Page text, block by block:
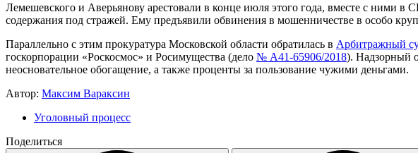
Лемешевского и Аверьянову арестовали в конце июля этого года, вместе с ними
содержания под стражей. Ему предъявили обвинения в мошенничестве в особо
Параллельно с этим прокуратура Московской области обратилась в Арбитражный
госкорпорации «Роскосмос» и Росимущества (дело № А41-65906/2018). Надзорный
неосновательное обогащение, а также проценты за пользование чужими деньгами.
Автор: Максим Вараксин
Уголовный процесс
Поделиться